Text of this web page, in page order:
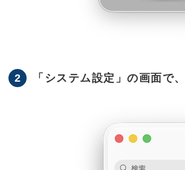
2 「システム設定」の画面で